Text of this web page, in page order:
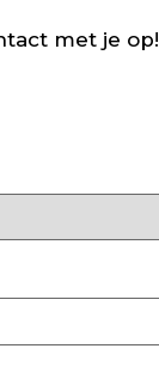
met je op!